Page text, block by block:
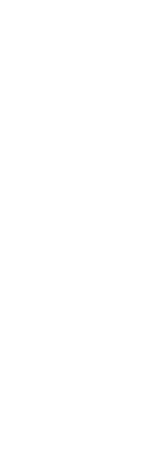
медных руд в
- 2025.
и прогнозы